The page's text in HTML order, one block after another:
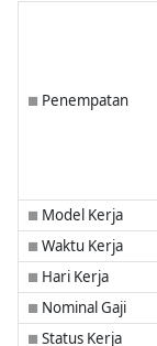
■ Penempatan
■ Model Kerja
■ Waktu Kerja
■ Hari Kerja
■ Nominal Gaji
■ Status Kerja